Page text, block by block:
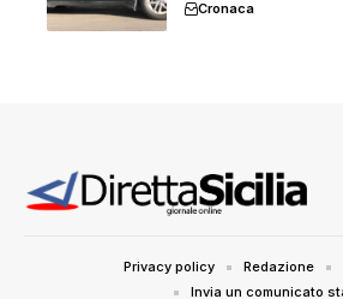
Cronaca
Privacy policy Redazione
Invia un comunicato